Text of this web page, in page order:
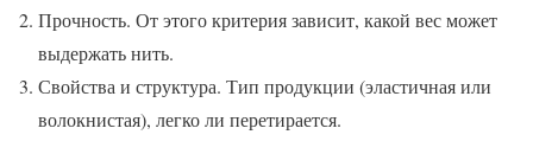
Прочность. От этого критерия зависит, какой вес может
выдержать нить.
Свойства и структура. Тип продукции (эластичная или
волокнистая), легко ли перетирается.